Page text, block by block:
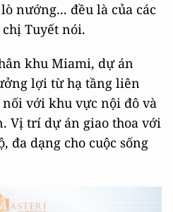
nướng... đều là của các
Tuyết nói.
khu Miami, dự án
lợi từ hạ tầng liên
với khu vực nội đô và
Vị trí dự án giao thoa với
đa dạng cho cuộc sống